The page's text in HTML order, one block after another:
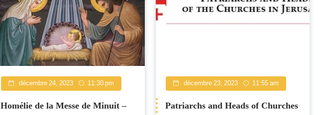
décembre 24, 2023 11:30 pm
Homélie de la Messe de Minuit –
décembre 23, 2023 11:55 am
Patriarchs and Heads of Churches